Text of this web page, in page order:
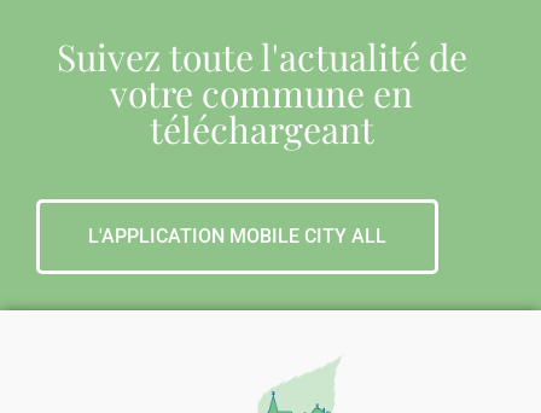
Suivez toute l'actualité de
votre commune en
téléchargeant
L'APPLICATION MOBILE CITY ALL